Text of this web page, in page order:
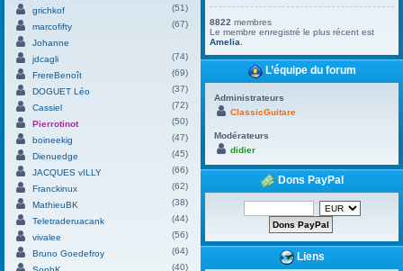
grichkof
(51)
marcofifty
(67)
Johanne
jdcagli
(74)
FrereBenoît
(69)
DOGUET Léo
(37)
Cassiel
(72)
Pierrotinot
(50)
boineekig
(47)
Dienuedge
(45)
JACQUES vILLY
(66)
Franckinux
(62)
MathieuBK
(38)
Teletraderuacank
(44)
vivalee
(56)
Bruno Goedefroy
(64)
(40)
8822 membres
Le membre enregistré le plus récent est
Amelia
L’équipe du forum
Administrateurs
ClassicGuitare
Modérateurs
didier
Dons PayPal
Liens